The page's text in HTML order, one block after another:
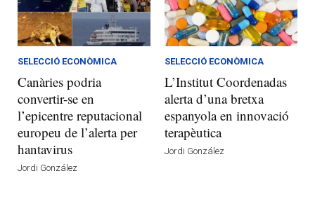
SELECCIÓ ECONÒMICA
Canàries podria
convertir-se en
l’epicentre reputacional
europeu de l’alerta per
hantavirus
Jordi González
SELECCIÓ ECONÒMICA
L’Institut Coordenadas
alerta d’una bretxa
espanyola en innovació
terapèutica
Jordi González